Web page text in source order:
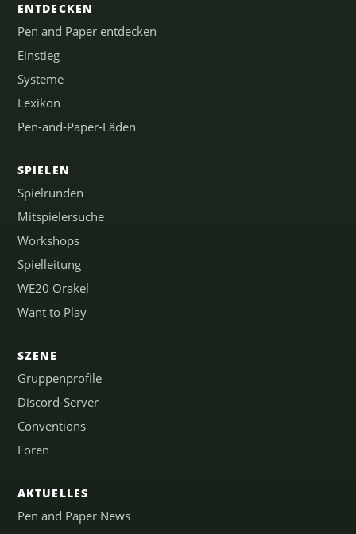
ENTDECKEN
Pen and Paper entdecken
Einstieg
Systeme
Lexikon
Pen-and-Paper-Läden
SPIELEN
Spielrunden
Mitspielersuche
Workshops
Spielleitung
WE20 Orakel
Want to Play
SZENE
Gruppenprofile
Discord-Server
Conventions
Foren
AKTUELLES
Pen and Paper News